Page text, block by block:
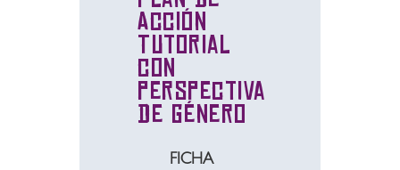
Acción
Tutorial
con
perspectiva
de género
FICHA